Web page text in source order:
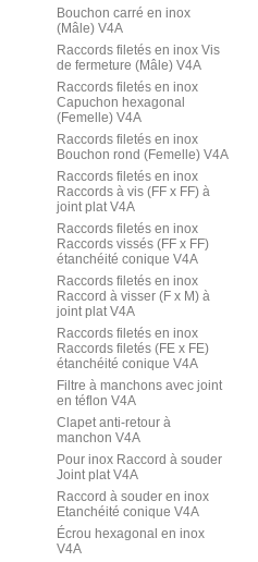
Bouchon carré en inox
(Mâle) V4A
Raccords filetés en inox Vis
de fermeture (Mâle) V4A
Raccords filetés en inox
Capuchon hexagonal
(Femelle) V4A
Raccords filetés en inox
Bouchon rond (Femelle) V4A
Raccords filetés en inox
Raccords à vis (FF x FF) à
joint plat V4A
Raccords filetés en inox
Raccords vissés (FF x FF)
étanchéité conique V4A
Raccords filetés en inox
Raccord à visser (F x M) à
joint plat V4A
Raccords filetés en inox
Raccords filetés (FE x FE)
étanchéité conique V4A
Filtre à manchons avec joint
en téflon V4A
Clapet anti-retour à
manchon V4A
Pour inox Raccord à souder
Joint plat V4A
Raccord à souder en inox
Etanchéité conique V4A
Écrou hexagonal en inox
V4A